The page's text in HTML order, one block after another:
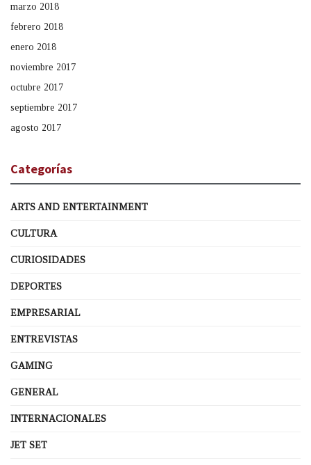
marzo 2018
febrero 2018
enero 2018
noviembre 2017
octubre 2017
septiembre 2017
agosto 2017
Categorías
ARTS AND ENTERTAINMENT
CULTURA
CURIOSIDADES
DEPORTES
EMPRESARIAL
ENTREVISTAS
GAMING
GENERAL
INTERNACIONALES
JET SET